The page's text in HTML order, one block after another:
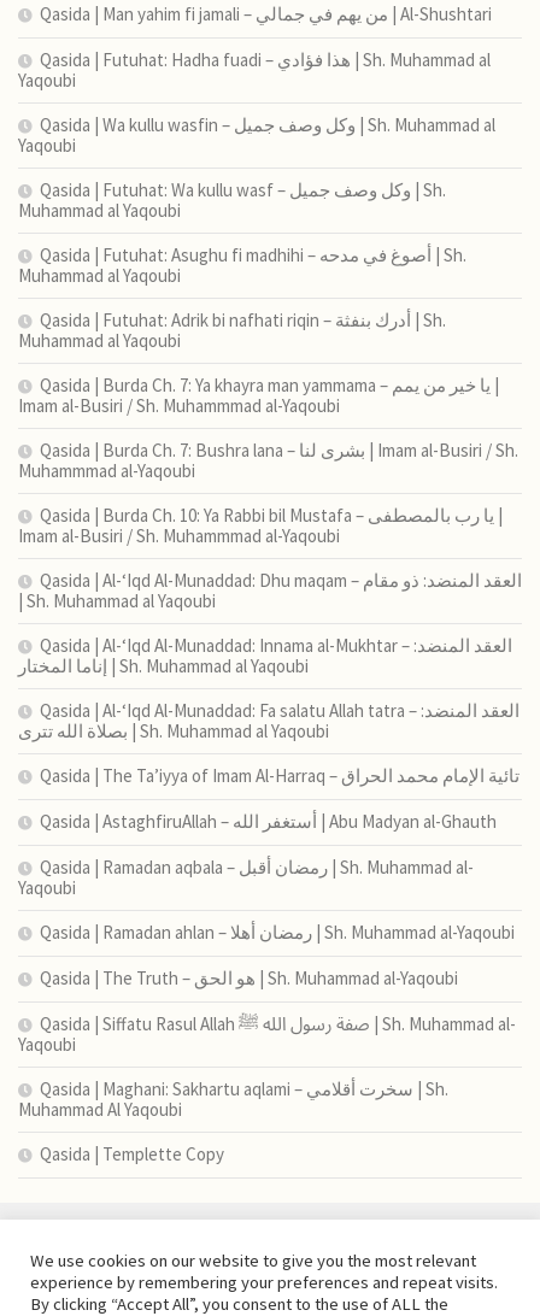
Qasida | Man yahim fi jamali – من يهم في جمالي | Al-Shushtari
Qasida | Futuhat: Hadha fuadi – هذا فؤادي | Sh. Muhammad al
Yaqoubi
Qasida | Wa kullu wasfin – وكل وصف جميل | Sh. Muhammad al
Yaqoubi
Qasida | Futuhat: Wa kullu wasf – وكل وصف جميل | Sh.
Muhammad al Yaqoubi
Qasida | Futuhat: Asughu fi madhihi – أصوغ في مدحه | Sh.
Muhammad al Yaqoubi
Qasida | Futuhat: Adrik bi nafhati riqin – أدرك بنفثة | Sh.
Muhammad al Yaqoubi
Qasida | Burda Ch. 7: Ya khayra man yammama – يا خير من يمم |
Imam al-Busiri / Sh. Muhammmad al-Yaqoubi
Qasida | Burda Ch. 7: Bushra lana – بشرى لنا | Imam al-Busiri / Sh.
Muhammmad al-Yaqoubi
Qasida | Burda Ch. 10: Ya Rabbi bil Mustafa – يا رب بالمصطفى |
Imam al-Busiri / Sh. Muhammmad al-Yaqoubi
Qasida | Al-‘Iqd Al-Munaddad: Dhu maqam – العقد المنضد: ذو مقام
| Sh. Muhammad al Yaqoubi
Qasida | Al-‘Iqd Al-Munaddad: Innama al-Mukhtar – العقد المنضد:
إناما المختار | Sh. Muhammad al Yaqoubi
Qasida | Al-‘Iqd Al-Munaddad: Fa salatu Allah tatra – العقد المنضد:
بصلاة الله تترى | Sh. Muhammad al Yaqoubi
Qasida | The Ta’iyya of Imam Al-Harraq – تائية الإمام محمد الحراق
Qasida | AstaghfiruAllah – أستغفر الله | Abu Madyan al-Ghauth
Qasida | Ramadan aqbala – رمضان أقبل | Sh. Muhammad al-
Yaqoubi
Qasida | Ramadan ahlan – رمضان أهلا | Sh. Muhammad al-Yaqoubi
Qasida | The Truth – هو الحق | Sh. Muhammad al-Yaqoubi
Qasida | Siffatu Rasul Allah صفة رسول الله ﷺ | Sh. Muhammad al-
Yaqoubi
Qasida | Maghani: Sakhartu aqlami – سخرت أقلامي | Sh.
Muhammad Al Yaqoubi
Qasida | Templette Copy
We use cookies on our website to give you the most relevant
experience by remembering your preferences and repeat visits.
By clicking “Accept All”, you consent to the use of ALL the